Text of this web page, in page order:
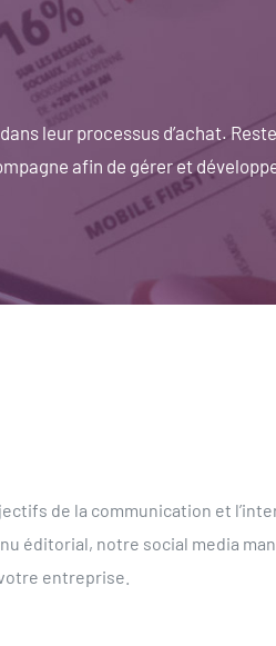
leur processus d’achat.
afin de gérer et
de la communication et
éditorial, notre social media
entreprise.